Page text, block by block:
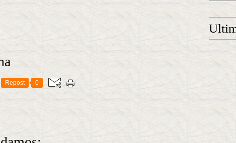
Repost 0